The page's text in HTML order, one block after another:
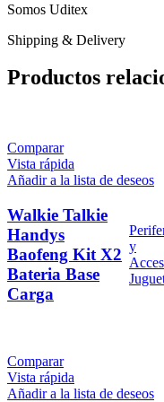
Somos Uditex
Shipping & Delivery
Productos
Comparar
Vista rápida
Añadir a la lista de deseos
Walkie Talkie
Handys
Baofeng Kit X2
Bateria Base
Carga
y
Comparar
Vista rápida
Añadir a la lista de deseos